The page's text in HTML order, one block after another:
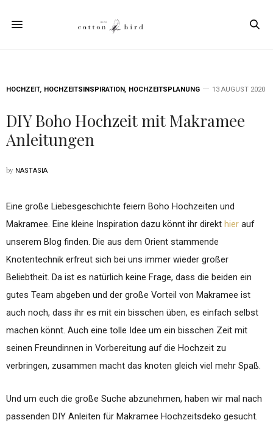
HOCHZEIT, HOCHZEITSINSPIRATION, HOCHZEITSPLANUNG 13 AUGUST 2020
DIY Boho Hochzeit mit Makramee
Anleitungen
by NASTASIA
Eine große Liebesgeschichte feiern Boho Hochzeiten und
Makramee. Eine kleine Inspiration dazu könnt ihr direkt hier auf
unserem Blog finden. Die aus dem Orient stammende
Knotentechnik erfreut sich bei uns immer wieder großer
Beliebtheit. Da ist es natürlich keine Frage, dass die beiden ein
gutes Team abgeben und der große Vorteil von Makramee ist
auch noch, dass ihr es mit ein bisschen üben, es einfach selbst
machen könnt. Auch eine tolle Idee um ein bisschen Zeit mit
seinen Freundinnen in Vorbereitung auf die Hochzeit zu
verbringen, zusammen macht das knoten gleich viel mehr Spaß.
Und um euch die große Suche abzunehmen, haben wir mal nach
passenden DIY Anleiten für Makramee Hochzeitsdeko gesucht.